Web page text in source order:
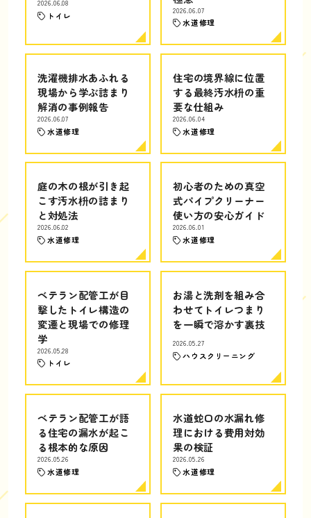
2026.06.08
トイレ
2026.06.07
水道修理
洗濯機排水あふれる
現場から学ぶ詰まり
解消の事例報告
2026.06.07
水道修理
住宅の境界線に位置
する最終汚水枡の重
要な仕組み
2026.06.04
水道修理
庭の木の根が引き起
こす汚水枡の詰まり
と対処法
2026.06.02
水道修理
初心者のための真空
式パイプクリーナー
使い方の安心ガイド
2026.06.01
水道修理
ベテラン配管工が目
撃したトイレ構造の
変遷と現場での修理
学
2026.05.28
トイレ
お湯と洗剤を組み合
わせてトイレつまり
を一瞬で溶かす裏技
2026.05.27
ハウスクリーニング
ベテラン配管工が語
る住宅の漏水が起こ
る根本的な原因
2026.05.26
水道修理
水道蛇口の水漏れ修
理における費用対効
果の検証
2026.05.26
水道修理